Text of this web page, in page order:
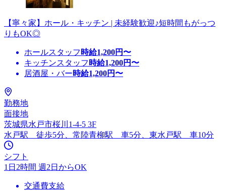
【寧々家】ホール・キッチン | 未経験歓迎♪短時間もがっつ
りもOK◎
ホールスタッフ 時給1,200円〜
キッチンスタッフ 時給1,200円〜
居酒屋・バー時給1,200円〜
勤務地
面接地
茨城県水戸市桜川1-4-5 3F
水戸駅 徒歩5分、常陸青柳駅 車5分、東水戸駅 車10分
シフト
1日2時間 週2日からOK
交通費支給